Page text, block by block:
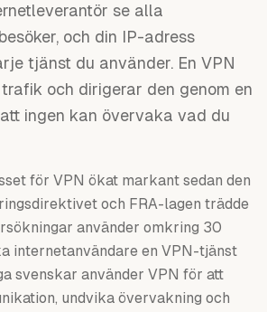
se alla
och din IP-adress
tjänst du använder. En VPN
och dirigerar den genom en
ingen kan övervaka vad du
för VPN ökat markant sedan den
och FRA-lagen trädde
använder omkring 30
internetanvändare en VPN-tjänst
svenskar använder VPN för att
undvika övervakning och